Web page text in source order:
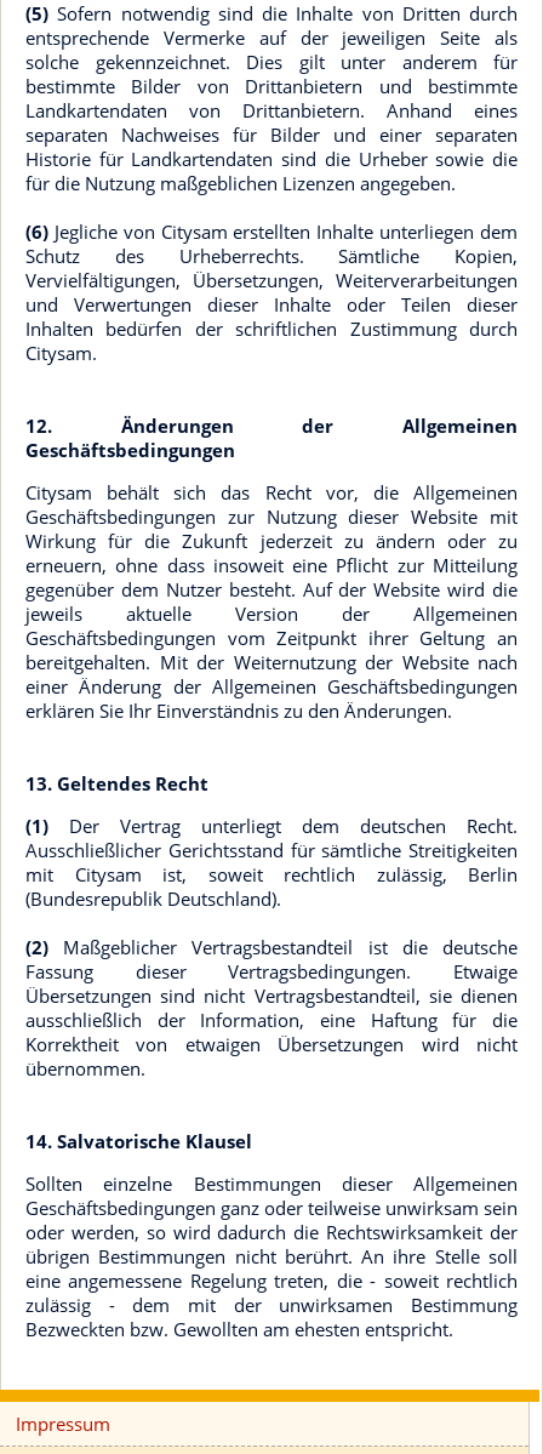
(5) Sofern notwendig sind die Inhalte von Dritten durch
entsprechende Vermerke auf der jeweiligen Seite als
solche gekennzeichnet. Dies gilt unter anderem für
bestimmte Bilder von Drittanbietern und bestimmte
Landkartendaten von Drittanbietern. Anhand eines
separaten Nachweises für Bilder und einer separaten
Historie für Landkartendaten sind die Urheber sowie die
für die Nutzung maßgeblichen Lizenzen angegeben.
(6) Jegliche von Citysam erstellten Inhalte unterliegen dem
Schutz des Urheberrechts. Sämtliche Kopien,
Vervielfältigungen, Übersetzungen, Weiterverarbeitungen
und Verwertungen dieser Inhalte oder Teilen dieser
Inhalten bedürfen der schriftlichen Zustimmung durch
Citysam.
12. Änderungen der Allgemeinen
Geschäftsbedingungen
Citysam behält sich das Recht vor, die Allgemeinen
Geschäftsbedingungen zur Nutzung dieser Website mit
Wirkung für die Zukunft jederzeit zu ändern oder zu
erneuern, ohne dass insoweit eine Pflicht zur Mitteilung
gegenüber dem Nutzer besteht. Auf der Website wird die
jeweils aktuelle Version der Allgemeinen
Geschäftsbedingungen vom Zeitpunkt ihrer Geltung an
bereitgehalten. Mit der Weiternutzung der Website nach
einer Änderung der Allgemeinen Geschäftsbedingungen
erklären Sie Ihr Einverständnis zu den Änderungen.
13. Geltendes Recht
(1) Der Vertrag unterliegt dem deutschen Recht.
Ausschließlicher Gerichtsstand für sämtliche Streitigkeiten
mit Citysam ist, soweit rechtlich zulässig, Berlin
(Bundesrepublik Deutschland).
(2) Maßgeblicher Vertragsbestandteil ist die deutsche
Fassung dieser Vertragsbedingungen. Etwaige
Übersetzungen sind nicht Vertragsbestandteil, sie dienen
ausschließlich der Information, eine Haftung für die
Korrektheit von etwaigen Übersetzungen wird nicht
übernommen.
14. Salvatorische Klausel
Sollten einzelne Bestimmungen dieser Allgemeinen
Geschäftsbedingungen ganz oder teilweise unwirksam sein
oder werden, so wird dadurch die Rechtswirksamkeit der
übrigen Bestimmungen nicht berührt. An ihre Stelle soll
eine angemessene Regelung treten, die - soweit rechtlich
zulässig - dem mit der unwirksamen Bestimmung
Bezweckten bzw. Gewollten am ehesten entspricht.
Impressum